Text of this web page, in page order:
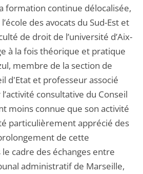
formation continue délocalisée,
des avocats du Sud-Est et
de droit de l’université d’Aix-
à la fois théorique et pratique
membre de la section de
d'Etat et professeur associé
consultative du Conseil
moins connue que son activité
particulièrement apprécié des
de cette
cadre des échanges entre
administratif de Marseille,